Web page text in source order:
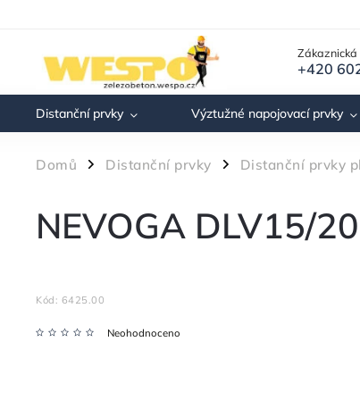
+420
Distanční prvky Výztužné napojovací prvky
Domů / Distanční prvky / Distanční prvky
NEVOGA DLV15/
Kód: 6425.00
Neohodnoceno